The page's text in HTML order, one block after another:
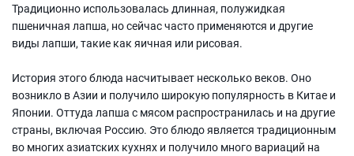
Традиционно использовалась длинная, полужидкая
пшеничная лапша, но сейчас часто применяются и другие
виды лапши, такие как яичная или рисовая.
История этого блюда насчитывает несколько веков. Оно
возникло в Азии и получило широкую популярность в Китае и
Японии. Оттуда лапша с мясом распространилась и на другие
страны, включая Россию. Это блюдо является традиционным
во многих азиатских кухнях и получило много вариаций на